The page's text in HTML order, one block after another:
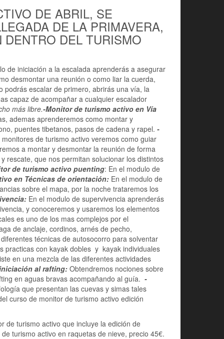
DE ABRIL, SE
DE LA PRIMAVERA,
DEL TURISMO
de iniciación a la escalada aprenderás a asegurar
desmontar una reunión o como liar la cuerda,
podrás escalar de primero, abrirás una vía, la
capaz de acompañar a cualquier escalador
más libre.-Monitor de turismo activo en Vía
ademas aprenderemos como montar y
puentes tibetanos, pasos de cadena y rapel. -
de turismo activo veremos como guiar
a montar y desmontar la reunión de forma
rescate, que nos permitan solucionar los distintos
de turismo activo puenting: En el modulo de
en Técnicas de orientación: En el modulo de
sobre el mapa, por la noche trataremos los
En el modulo de supervivencia aprenderás
y conoceremos y usaremos los elementos
es uno de los mas complejos por el
de anclaje, cordinos, arnés de pecho,
técnicas de autosocorro para solventar
practicas con kayak dobles y kayak individuales
en una mezcla de las diferentes actividades
al rafting:Obtendremos nociones sobre
en aguas bravas acompañando al guía. -
que presentan las cuevas y simas tales
curso de monitor de turismo activo edición
de turismo activo que incluye la edición de
turismo activo en raquetas de nieve, precio 45€.